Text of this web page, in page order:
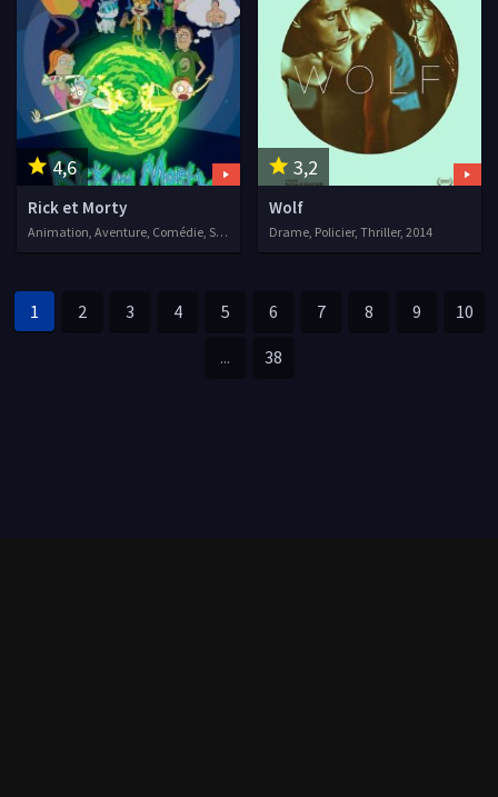
4,6
Rick et Morty
Animation, Aventure, Comédie, Science fiction, Séries VF, 2014
3,2
Wolf
Drame, Policier, Thriller, 2014
1 2 3 4 5 6 7 8 9 10
... 38